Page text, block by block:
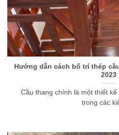
Hướng dẫn cách bố trí thép
2023
Cầu thang chính là một thiết
trong các